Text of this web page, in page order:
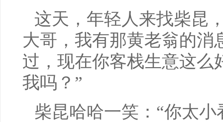
这天，年轻人来找柴昆
大哥，我有那黄老翁的消
过，现在你客栈生意这么
我吗？”
柴昆哈哈一笑：“你太